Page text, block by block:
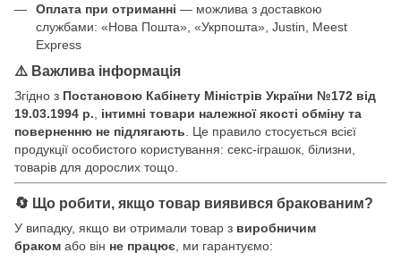
Оплата при отриманні — можлива з доставкою
службами: «Нова Пошта», «Укрпошта», Justin, Meest
Express
⚠️ Важлива інформація
Згідно з Постановою Кабінету Міністрів України №172 від
19.03.1994 р.
інтимні товари належної якості обміну та
поверненню не підлягають . Це правило стосується всієї
продукції особистого користування: секс-іграшок, білизни,
товарів для дорослих тощо.
🔄 Що робити, якщо товар виявився бракованим?
У випадку, якщо ви отримали товар з виробничим
браком або він не працює , ми гарантуємо: